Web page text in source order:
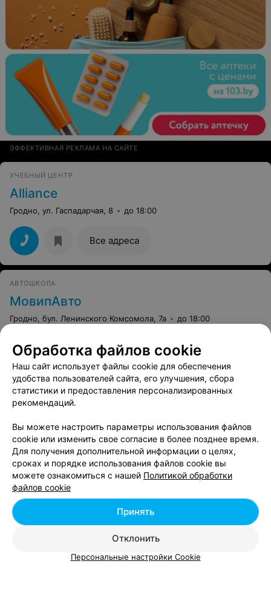
ЭФФЕКТИВНАЯ РЕКЛАМА НА САЙТЕ
УЧЕБНЫЙ ЦЕНТР
Alliance
Гродно, ул. Гаспадарчая, 8 до 18:00
Все адреса
АВТОШКОЛА
МовипАвто
Гродно, бул. Ленинского Комсомола, 7а до 18:00
Все адреса
АВТОШКОЛА, АВТОДРОМ
Политех Авто
Гродно, ул. Новооктябрьская, 14 до 17:00
Учебный центр Мостовского райисполкома
г. Мосты ул. Зеленая, 91а до 18:00
Все адреса
АВТОШКОЛА, АВТОДРОМ
Обработка файлов cookie
Наш сайт использует файлы cookie для обеспечения
удобства пользователей сайта, его улучшения, сбора
статистики и предоставления персонализированных
рекомендаций.
Вы можете настроить параметры использования файлов
cookie или изменить свое согласие в более позднее время.
Для получения дополнительной информации о целях,
сроках и порядке использования файлов cookie вы
можете ознакомиться с нашей Политикой обработки
файлов cookie
Отклонить
Принять
Персональные настройки Cookie